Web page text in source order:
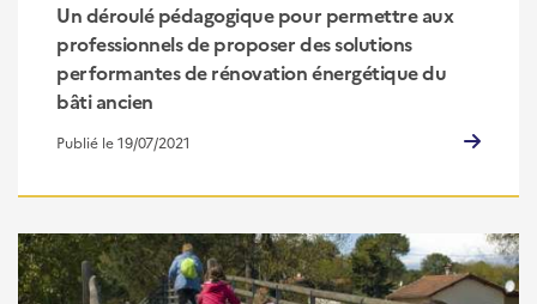
Un déroulé pédagogique pour permettre aux
professionnels de proposer des solutions
performantes de rénovation énergétique du
bâti ancien
Publié le 19/07/2021